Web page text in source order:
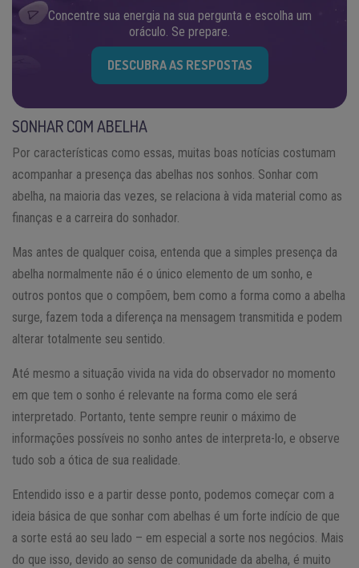
Concentre sua energia na sua pergunta e escolha um
oráculo. Se prepare.
DESCUBRA AS RESPOSTAS
SONHAR COM ABELHA
Por características como essas, muitas boas notícias costumam
acompanhar a presença das abelhas nos sonhos. Sonhar com
abelha, na maioria das vezes, se relaciona à vida material como as
finanças e a carreira do sonhador.
Mas antes de qualquer coisa, entenda que a simples presença da
abelha normalmente não é o único elemento de um sonho, e
outros pontos que o compõem, bem como a forma como a abelha
surge, fazem toda a diferença na mensagem transmitida e podem
alterar totalmente seu sentido.
Até mesmo a situação vivida na vida do observador no momento
em que tem o sonho é relevante na forma como ele será
interpretado. Portanto, tente sempre reunir o máximo de
informações possíveis no sonho antes de interpreta-lo, e observe
tudo sob a ótica de sua realidade.
Entendido isso e a partir desse ponto, podemos começar com a
ideia básica de que sonhar com abelhas é um forte indício de que
a sorte está ao seu lado – em especial a sorte nos negócios. Mais
do que isso, devido ao senso de comunidade da abelha, é muito